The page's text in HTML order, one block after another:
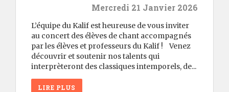
Mercredi 21 Janvier 2026
L’équipe du Kalif est heureuse de vous inviter
au concert des élèves de chant accompagnés
par les élèves et professeurs du Kalif ! Venez
découvrir et soutenir nos talents qui
interprèteront des classiques intemporels, de...
LIRE PLUS